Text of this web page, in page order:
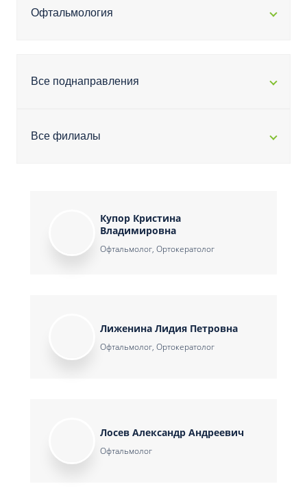
Офтальмология
Все поднаправления
Все филиалы
Купор Кристина
Владимировна
Офтальмолог, Ортокератолог
Лиженина Лидия Петровна
Офтальмолог, Ортокератолог
Лосев Александр Андреевич
Офтальмолог